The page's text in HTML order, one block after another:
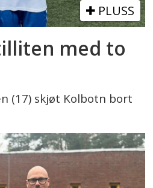
PLUSS
med to
(17) skjøt Kolbotn bort